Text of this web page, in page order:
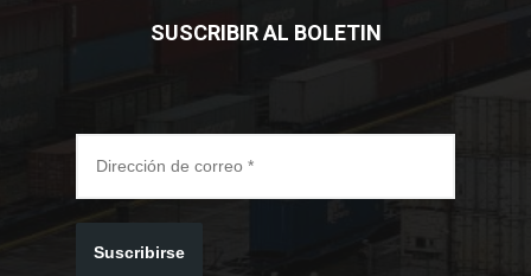
SUSCRIBIR AL BOLETIN
Suscribirse